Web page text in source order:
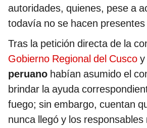
autoridades, quienes, pese a
todavía no se hacen presentes
Tras la petición directa de la
Gobierno Regional del Cusco y
peruano habían asumido el
brindar la ayuda
fuego; sin embargo, cuentan
nunca llegó y los